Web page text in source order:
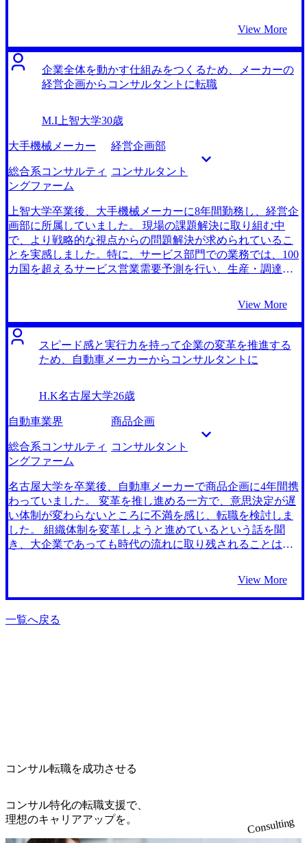
の雰囲気や業務紹介をしたうえでご提案いただけました。
特に、峯岸さんよりご提案いただいたDXコンサルタント
が、より社員の利便性を高めるシステムを導入したいとい
う私の志向に合っていると感じました。そのため、峯岸さ
んとともにDXコンサルタントを中心に転職活動を進めてい
ス面接が初めてで、自分一人では対策が難しかったのです
て、思考の型や解答の構造化を身につけることができまし
た。 最初は結論ファーストで話すことで精一杯だったので
すが、最終的には面接官からの質問にも広い視野をもって
回答できるようになりました。 ケース対策を丁寧に行った
ことで、自分の考え方の傾向や話し方のクセに気づけたこ
とです。峯岸さんは毎回的確にフィードバックをくださ
り、ロジックの浅さや抽象度のバランスを丁寧に指摘して
くださいました。その結果、もちろんケース面接は得意に
なり、ビヘイビア面接においても一貫したストーリーを自
するのに時間がかかりました。特にIT系のプロジェクトが
どのように進むのか、どのファームにどういった色がある
のかなど、初期段階でもう少し下調べをしておくべきだっ
たと感じています。ただ、都度、峯岸さんに質問して丁寧
に教えていただけたので、最終的には納得感のある意思決
万円になりました。
ン全体のフローや、複数国・地域をまたぐ調達活動におい
て、単一部門や局所的な改善では十分な成果が上がらない
ことに気づきました。 特に、サプライチェーンの全体最適
化に向けたデータの共有やシステム統合が不足しており、
り効果的な改善を実現する鍵だと認識し、転職を考え始め
ました。 ネットでとあるコンサルティングファームが企業
のグローバルサプライチェーンを抜本的に改革した事例を
読んだことがきっかけです。その事例では、企業全体のサ
プライチェーンの構造を根本から見直し、複数の国・地域
率化やコスト削減、納期短縮などの成果を挙げていまし
た。 私は、事業会社の枠組みでは、部門ごとの最適化は可
能でも、全体的な最適化や、サプライチェーン全体を見渡
した戦略的な改革には限界があると感じていました。コン
サルタントは、外部からの新たな視点や高度な知識を活用
っている経験や知識をさらに広げられると考えました。 2社
です。 MyVisionの峯岸さんはメーカー経験があり、私の業
界経験をしっかりと理解してくださっていると感じたから
です。特に、私の業務経験をコンサルタントとして活かせ
ると強く背中を押してくださったことが非常に嬉しく峯岸
また、コンサルティングファームへの転職における市場動
とが決め手となりました。 特にケース面接対策が役立った
なと感じます。コンサルタントとして求められる論理的思
考や問題解決力をアピールするには、ケース面接での受け
答えが重要になります。 受けるファームで出た過去問を用
いた模擬ケース面接を行い、どのように答えるべきかを細
かくフィードバックしていただきました。練習のたびに自
分では気づかなかったアプローチ方法や話し方の改善点を
指摘していただけたので、本番でも自信を持って回答する
ことができました。 峯岸さんに面接の日程調整やスケジュ
中できました。峯岸さんが企業との面接に関連する連絡も
含めスムーズに行ってくれたおかげで、ストレスなく転職
活動を進めることができました。 そのおかげで、心の余裕
を持って面接に臨むことができ、自分の強みを最大限にア
View More
企業全体を動かす仕組みをつくるため、メーカーの
経営企画からコンサルタントに転職
M.I上智大学30歳
大手機械メーカー 経営企画部
総合系コンサルティ
ングファーム
コンサルタント
上智大学卒業後、大手機械メーカーに8年間勤務し、経営企
画部に所属していました。 現場の課題解決に取り組む中
で、より戦略的な視点からの問題解決が求められているこ
とを実感しました。特に、サービス部門での業務では、100
カ国を超えるサービス営業需要予測を行い、生産・調達と
に直接関与する機会は少なかったと感じました。 この経験
から、企業全体の経営戦略に深く関与し、より広範囲な改
革を推進したいという思いが強まりました。 また、給与や
昇進のペースが予想以上に遅く、自己成長の機会が限られ
営戦略に深く関与し変革をリードできる機会が豊富だと感
じたからです。戦略系コンサルティングファームに転職し
た元同僚と話したときに、現職では、現場で培った知見を
活かしながら、経営層と密にコミュニケーションを取って
経営戦略を立てていく仕事をしていると聞いたのです。前
いう思いが強まっていたので、コンサルタントは私のやり
たい仕事に近いことができるのではないかと感じました。 2
社です。 担当の峯岸さんが私のバックグラウンドを深く理
解し、コンサルタントとしての転職に必要なスキルをどの
ようにアピールすべきかを具体的にアドバイスしてくれた
通じて自分自身の強みを再確認することができました。 特
にケース面接対策が非常に有益でした。私はコンサルティ
ングファーム未経験だったので、ケース面接に初めて臨む
で、転職活動の方向性がしっかりと見え、満足のいく転職
深め、企業とのミスマッチを防ぐためにより丁寧に企業調
査をするべきだったと感じています。峯岸さんと面談を重
ねるうちに、企業経営に留まらず社会全体の仕組みづくり
View More
スピード感と実行力を持って企業の変革を推進する
ため、自動車メーカーからコンサルタントに
H.K名古屋大学26歳
自動車業界 商品企画
総合系コンサルティ
ングファーム
コンサルタント
名古屋大学を卒業後、自動車メーカーで商品企画に4年間携
わっていました。 変革を推し進める一方で、意思決定が遅
い体制が変わらないところに不満を感じ、転職を検討しま
した。 組織体制を変革しようと進めているという話を聞
き、大企業であっても時代の流れに取り残されることはな
得なければならない人が多かったりして、意思決定を行う
までにかかる時間が非常に長く感じました。つまり変革を
進めていきたい思いはあるものの、旧来の価値観を刷新で
スピード感で変革を推進いただくことができました。 それ
まで、転職先も企画職ばかりを考えていましたが、コンサ
ようになりました。 中でも、前職の製造業での知見を活か
せ、クライアントに最後まで寄り添える総合コンサルティ
ングファームの自動車インダストリを志望することにしま
View More
一覧へ戻る
コンサル転職を成功させる
コンサル特化の転職支援で、
理想のキャリアアップを。
Consulting